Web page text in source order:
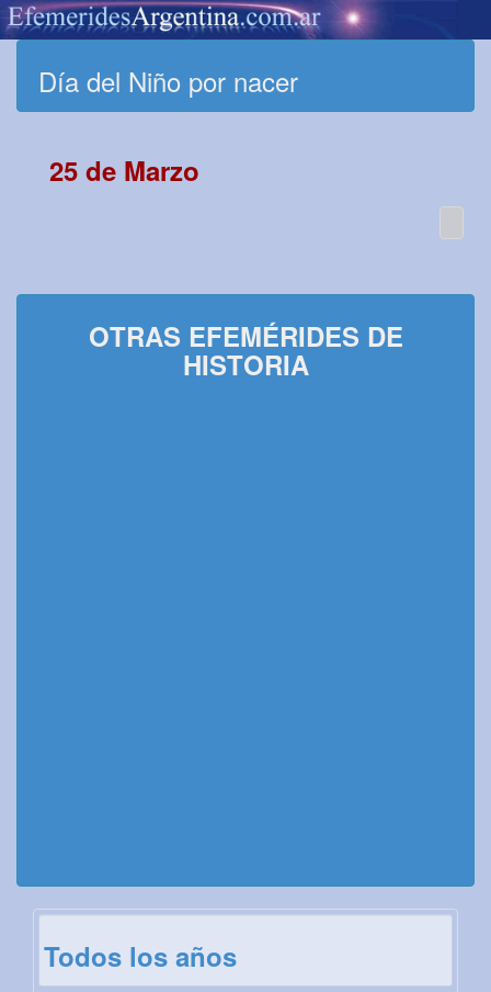
Día del Niño por nacer
25 de Marzo
OTRAS EFEMÉRIDES DE
HISTORIA
Todos los años